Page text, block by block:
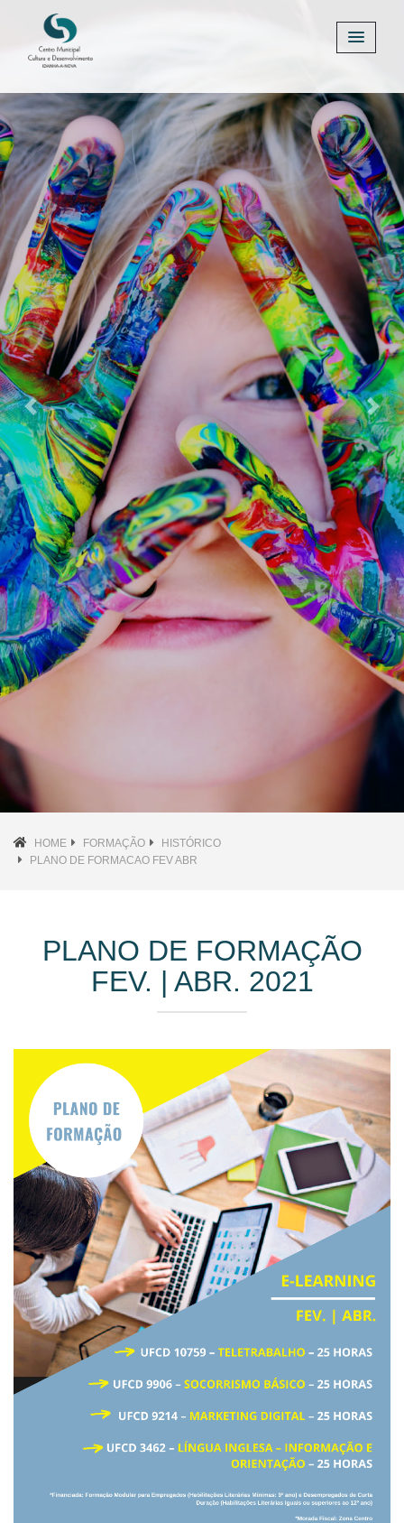
Previous Next
HOME FORMAÇÃO
HISTÓRICO
PLANO DE FORMACAO FEV ABR
PLANO DE FORMAÇÃO
FEV. | ABR. 2021